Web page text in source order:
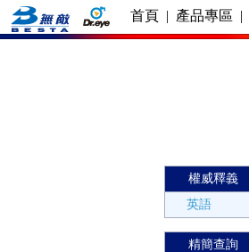
首頁 | 產品專區 |
權威釋義
英語
精簡查詢